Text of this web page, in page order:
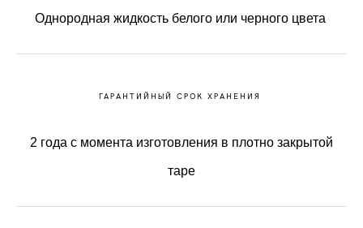
Однородная жидкость белого или черного цвета
ГАРАНТИЙНЫЙ СРОК ХРАНЕНИЯ
2 года с момента изготовления в плотно закрытой
таре